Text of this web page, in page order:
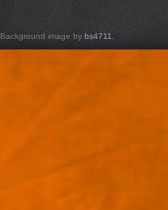
image by bs4711